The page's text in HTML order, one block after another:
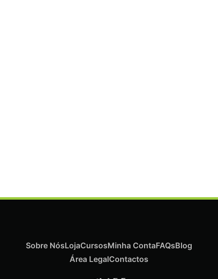
Sobre NósLojaCursosMinha ContaFAQsBlog
Área LegalContactos